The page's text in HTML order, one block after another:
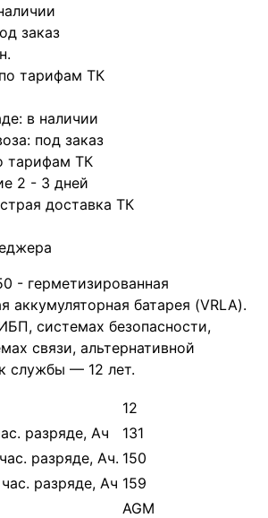
заказ
по тарифам ТК
в наличии
под заказ
тарифам ТК
2 - 3 дней
доставка ТК
- герметизированная
аккумуляторная батарея (VRLA).
системах безопасности,
связи, альтернативной
службы — 12 лет.
12
разряде, Ач
131
разряде, Ач. 150
разряде, Ач 159
AGM